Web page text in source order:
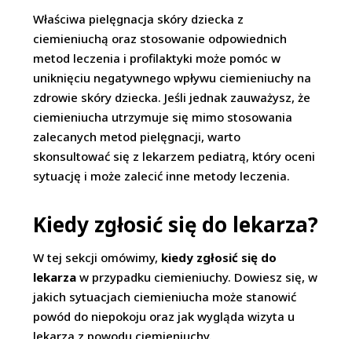
Właściwa pielęgnacja skóry dziecka z
ciemieniuchą oraz stosowanie odpowiednich
metod leczenia i profilaktyki może pomóc w
uniknięciu negatywnego wpływu ciemieniuchy na
zdrowie skóry dziecka. Jeśli jednak zauważysz, że
ciemieniucha utrzymuje się mimo stosowania
zalecanych metod pielęgnacji, warto
skonsultować się z lekarzem pediatrą, który oceni
sytuację i może zalecić inne metody leczenia.
Kiedy zgłosić się do lekarza?
W tej sekcji omówimy, kiedy zgłosić się do
lekarza w przypadku ciemieniuchy. Dowiesz się, w
jakich sytuacjach ciemieniucha może stanowić
powód do niepokoju oraz jak wygląda wizyta u
lekarza z powodu ciemieniuchy.